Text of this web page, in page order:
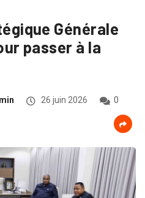
Générale
passer à la
26 juin 2026 0